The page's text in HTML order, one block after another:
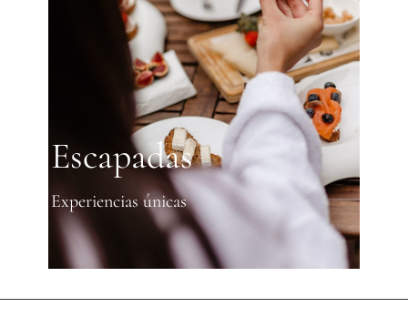
Escapadas
Experiencias únicas